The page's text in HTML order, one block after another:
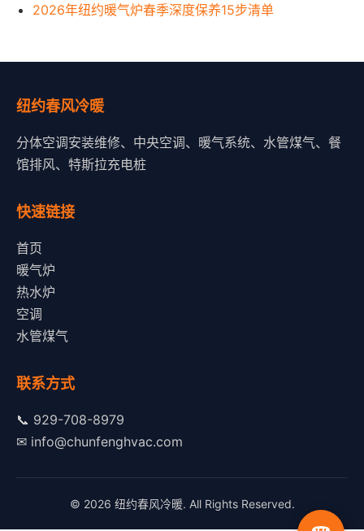
2026年纽约暖气炉春季深度保养15步清单
纽约春风冷暖
分体空调安装维修、中央空调、暖气系统、水管煤气、餐
馆排风、特斯拉充电桩
快速链接
首页
暖气炉
热水炉
空调
水管煤气
联系方式
📞 929-708-8979
✉ info@chunfenghvac.com
© 2026 纽约春风冷暖. All Rights Reserved.